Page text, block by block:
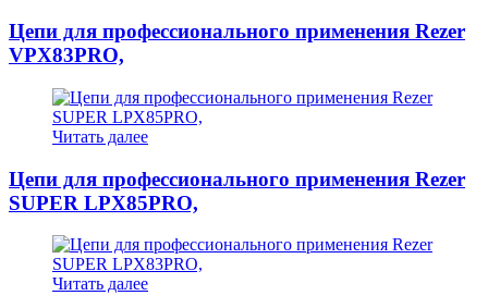
Цепи для профессионального применения Rezer
VPX83PRO,
Читать далее
Цепи для профессионального применения Rezer
SUPER LPX85PRO,
Читать далее